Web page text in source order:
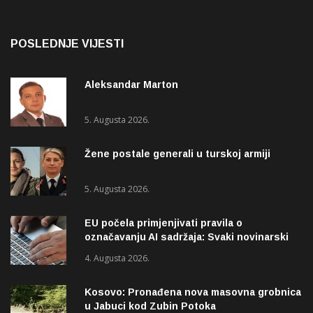
POSLEDNJE VIJESTI
Aleksandar Marton
5. Augusta 2026.
Žene postale generali u turskoj armiji
5. Augusta 2026.
EU počela primjenjivati pravila o
označavanju AI sadržaja: Svaki novinarski
4. Augusta 2026.
Kosovo: Pronađena nova masovna grobnica
u Jabuci kod Zubin Potoka